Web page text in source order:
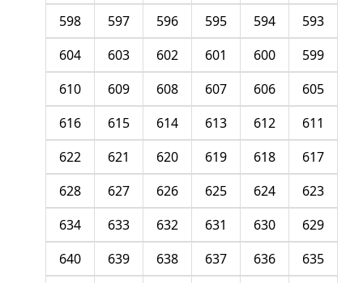
593
594
595
596
597
598
599
600
601
602
603
604
605
606
607
608
609
610
611
612
613
614
615
616
617
618
619
620
621
622
623
624
625
626
627
628
629
630
631
632
633
634
635
636
637
638
639
640